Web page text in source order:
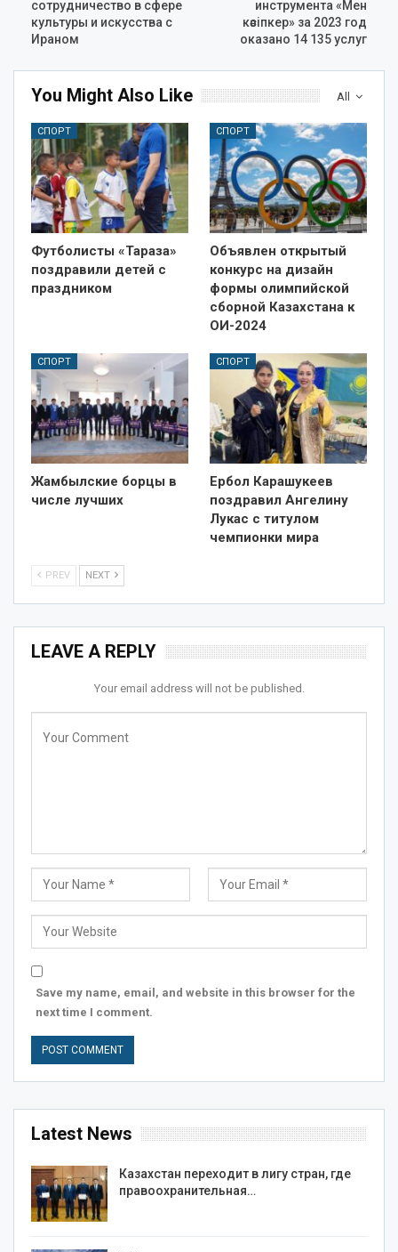
сотрудничество в сфере
культуры и искусства с
Ираном
инструмента «Мен
кәсіпкер» за 2023 год
оказано 14 135 услуг
All
You Might Also Like
СПОРТ
Футболисты «Тараза»
поздравили детей с
праздником
СПОРТ
Объявлен открытый
конкурс на дизайн
формы олимпийской
сборной Казахстана к
ОИ-2024
СПОРТ
Жамбылские борцы в
числе лучших
СПОРТ
Ербол Карашукеев
поздравил Ангелину
Лукас с титулом
чемпионки мира
PREV NEXT
LEAVE A REPLY
Your email address will not be published.
Save my name, email, and website in this browser for the
next time I comment.
Latest News
Казахстан переходит в лигу стран, где
правоохранительная…